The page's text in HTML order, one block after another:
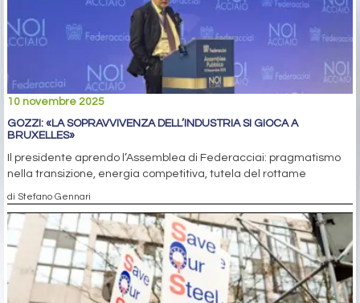
10 novembre 2025
GOZZI: «LA SOPRAVVIVENZA DELL’INDUSTRIA SI GIOCA A
BRUXELLES»
Il presidente aprendo l’Assemblea di Federacciai: pragmatismo
nella transizione, energia competitiva, tutela del rottame
di Stefano Gennari